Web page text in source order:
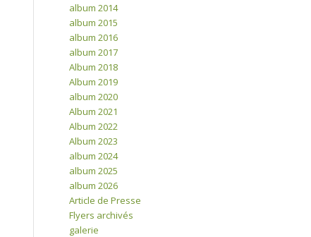
album 2014
album 2015
album 2016
album 2017
Album 2018
Album 2019
album 2020
Album 2021
Album 2022
Album 2023
album 2024
album 2025
album 2026
Article de Presse
Flyers archivés
galerie